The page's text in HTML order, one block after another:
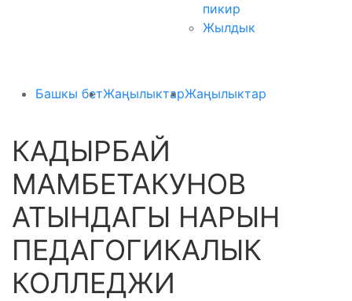
пикир
Жылдык
Башкы бетЖаңылыктарЖаңылыктар
КАДЫРБАЙ
МАМБЕТАКУНОВ
АТЫНДАГЫ НАРЫН
ПЕДАГОГИКАЛЫК
КОЛЛЕДЖИ